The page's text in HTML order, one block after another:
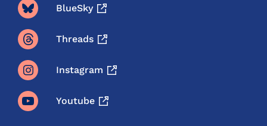
BlueSky
Threads
Instagram
Youtube